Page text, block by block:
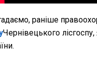
раніше
Чернівецького